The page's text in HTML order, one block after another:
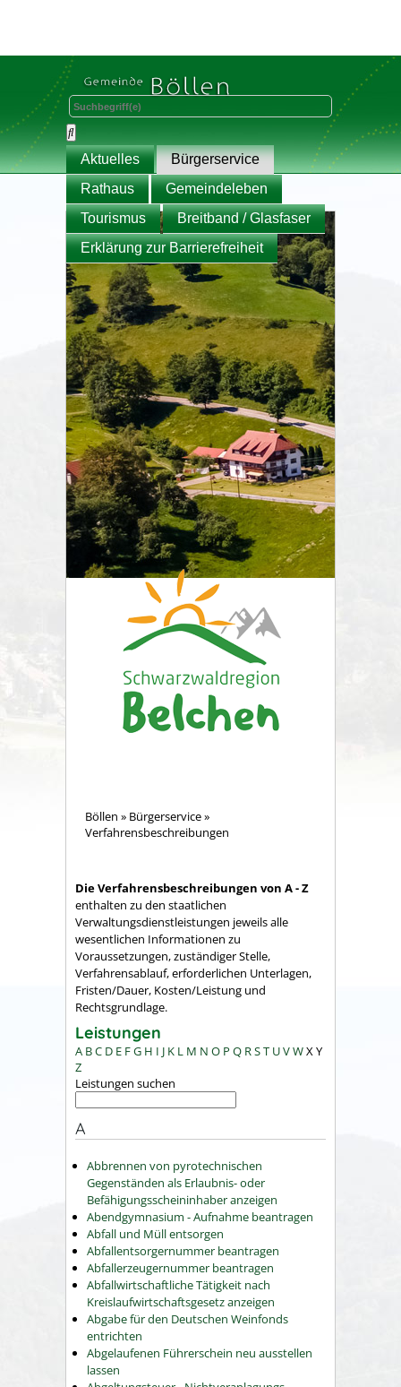
Aktuelles
Bürgerservice
Rathaus
Gemeindeleben
Tourismus
Breitband / Glasfaser
Erklärung zur Barrierefreiheit
Böllen » Bürgerservice»
Verfahrensbeschreibungen
Die Verfahrensbeschreibungen von A - Z
enthalten zu den staatlichen
Verwaltungsdienstleistungen jeweils alle
wesentlichen Informationen zu
Voraussetzungen, zuständiger Stelle,
Verfahrensablauf, erforderlichen Unterlagen,
Fristen/Dauer, Kosten/Leistung und
Rechtsgrundlage.
Leistungen
A BC D E FG H I J K L M N O P Q RST UVWXY
Z
Leistungen suchen
A
Abbrennen von pyrotechnischen
Gegenständen als Erlaubnis- oder
Befähigungsscheininhaber anzeigen
Abendgymnasium - Aufnahme beantragen
Abfall und Müll entsorgen
Abfallentsorgernummer beantragen
Abfallerzeugernummer beantragen
Abfallwirtschaftliche Tätigkeit nach
Kreislaufwirtschaftsgesetz anzeigen
Abgabe für den Deutschen Weinfonds
entrichten
Abgelaufenen Führerschein neu ausstellen
lassen